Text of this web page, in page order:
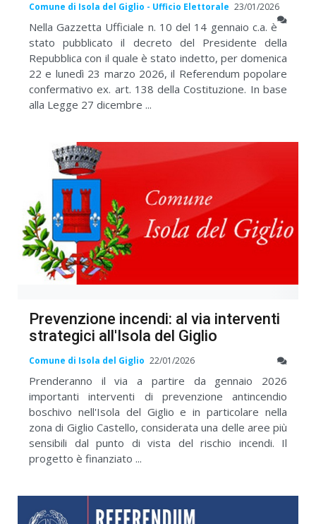
Comune di Isola del Giglio - Ufficio Elettorale 23/01/2026
Nella Gazzetta Ufficiale n. 10 del 14 gennaio c.a. è
stato pubblicato il decreto del Presidente della
Repubblica con il quale è stato indetto, per domenica
22 e lunedì 23 marzo 2026, il Referendum popolare
confermativo ex. art. 138 della Costituzione. In base
alla Legge 27 dicembre ...
Prevenzione incendi: al via interventi
strategici all'Isola del Giglio
Comune di Isola del Giglio 22/01/2026
Prenderanno il via a partire da gennaio 2026
importanti interventi di prevenzione antincendio
boschivo nell'Isola del Giglio e in particolare nella
zona di Giglio Castello, considerata una delle aree più
sensibili dal punto di vista del rischio incendi. Il
progetto è finanziato ...